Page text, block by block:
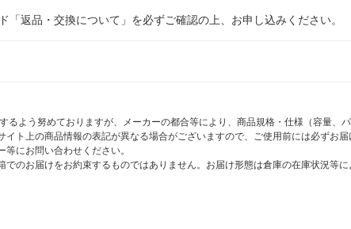
「返品・交換について」を必ずご確認の上、お申し込みください。
るよう努めておりますが、メーカーの都合等により、商品規格・仕様（容量、
ト上の商品情報の表記が異なる場合がございますので、ご使用前には必ずお
にお問い合わせください。
のお届けをお約束するものではありません。お届け形態は倉庫の在庫状況等